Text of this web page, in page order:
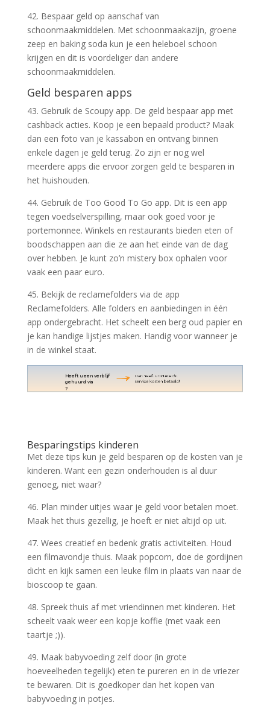
42. Bespaar geld op aanschaf van
schoonmaakmiddelen. Met schoonmaakazijn, groene
zeep en baking soda kun je een heleboel schoon
krijgen en dit is voordeliger dan andere
schoonmaakmiddelen.
Geld besparen apps
43. Gebruik de Scoupy app. De geld bespaar app met
cashback acties. Koop je een bepaald product? Maak
dan een foto van je kassabon en ontvang binnen
enkele dagen je geld terug. Zo zijn er nog wel
meerdere apps die ervoor zorgen geld te besparen in
het huishouden.
44. Gebruik de Too Good To Go app. Dit is een app
tegen voedselverspilling, maar ook goed voor je
portemonnee. Winkels en restaurants bieden eten of
boodschappen aan die ze aan het einde van de dag
over hebben. Je kunt zo’n mistery box ophalen voor
vaak een paar euro.
45. Bekijk de reclamefolders via de app
Reclamefolders. Alle folders en aanbiedingen in één
app ondergebracht. Het scheelt een berg oud papier en
je kan handige lijstjes maken. Handig voor wanneer je
in de winkel staat.
Besparingstips kinderen
Met deze tips kun je geld besparen op de kosten van je
kinderen. Want een gezin onderhouden is al duur
genoeg, niet waar?
46. Plan minder uitjes waar je geld voor betalen moet.
Maak het thuis gezellig, je hoeft er niet altijd op uit.
47. Wees creatief en bedenk gratis activiteiten. Houd
een filmavondje thuis. Maak popcorn, doe de gordijnen
dicht en kijk samen een leuke film in plaats van naar de
bioscoop te gaan.
48. Spreek thuis af met vriendinnen met kinderen. Het
scheelt vaak weer een kopje koffie (met vaak een
taartje ;)).
49. Maak babyvoeding zelf door (in grote
hoeveelheden tegelijk) eten te pureren en in de vriezer
te bewaren. Dit is goedkoper dan het kopen van
babyvoeding in potjes.